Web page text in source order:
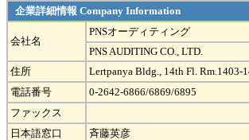
企業詳細情報 Company Information
会社名
PNSオーディティング
PNS AUDITING CO., LTD.
住所
Lertpanya Bldg., 14th Fl. Rm.1403-
電話番号
0-2642-6866/6869/6895
ファックス
日本語窓口
斉藤英彦